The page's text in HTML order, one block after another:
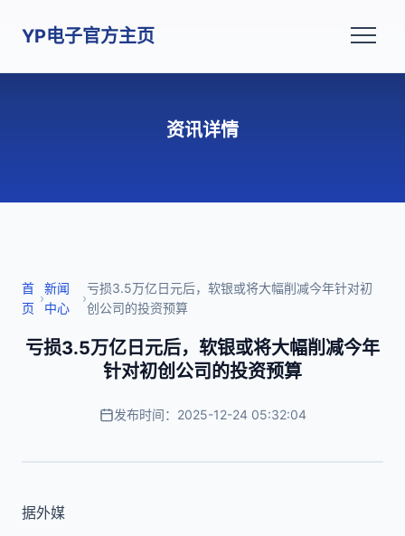
YP电子官方主页
资讯详情
首
页
›
新闻
中心
›
亏损3.5万亿日元后，软银或将大幅削减今年针对初
创公司的投资预算
亏损3.5万亿日元后，软银或将大幅削减今年
针对初创公司的投资预算
发布时间：2025-12-24 05:32:04
据外媒